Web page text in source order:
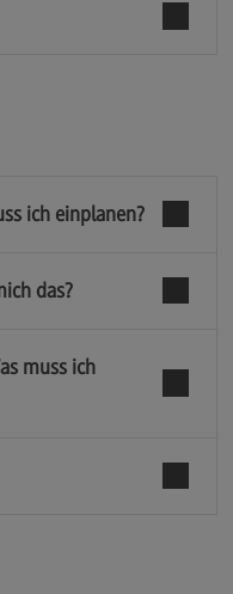
ich einplanen?
das?
muss ich